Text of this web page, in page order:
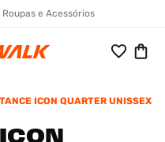
e Acessórios
ICON QUARTER UNISSEX